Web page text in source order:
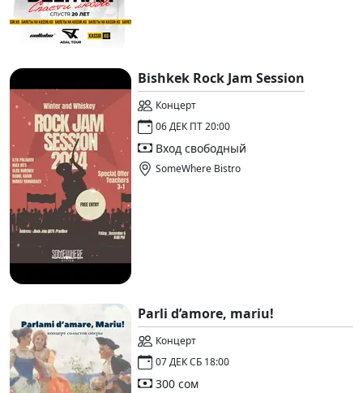
Bishkek Rock Jam Session
Концерт
06 ДЕК ПТ 20:00
Вход свободный
SomeWhere Bistro
Parli d’amore, mariu!
Концерт
07 ДЕК СБ 18:00
300 сом